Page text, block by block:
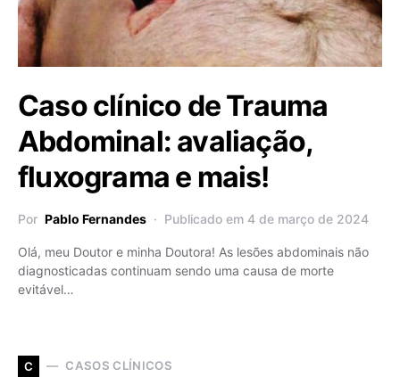
Caso clínico de Trauma
Abdominal: avaliação,
fluxograma e mais!
Por Pablo Fernandes Publicado em 4 de março de 2024
Olá, meu Doutor e minha Doutora! As lesões abdominais não
diagnosticadas continuam sendo uma causa de morte
evitável…
C CASOS CLÍNICOS